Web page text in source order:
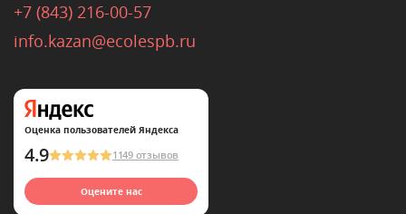
+7 (843) 216-00-57
info.kazan@ecolespb.ru
Оценка пользователей Яндекса
4.9 1149 отзывов
Оцените нас